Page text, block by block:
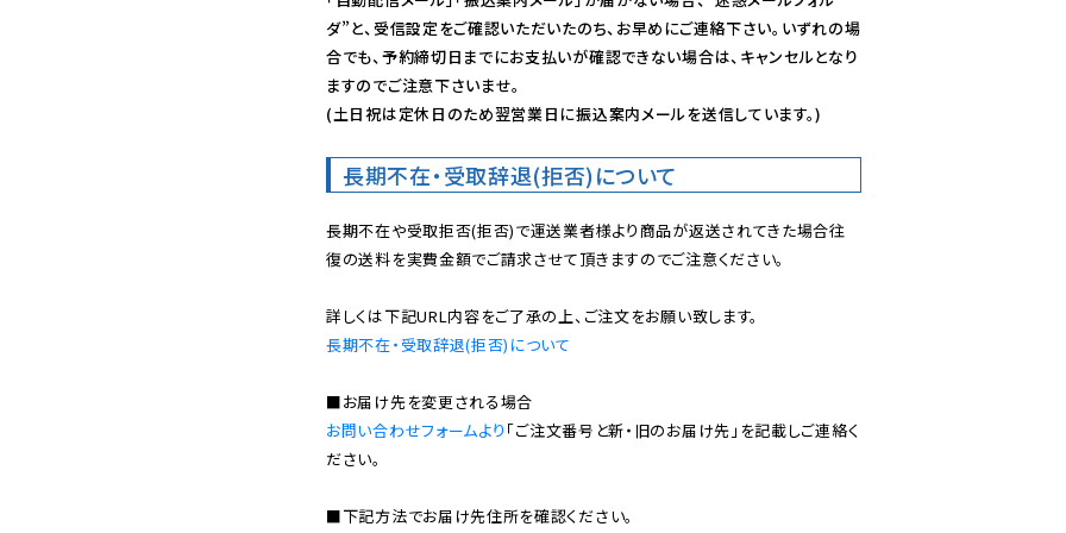
ダ”と、受信設定をご確認いただいたのち、お早めにご連絡下さい。いずれの場
合でも、予約締切日までにお支払いが確認できない場合は、キャンセルとなり
ますのでご注意下さいませ。
(土日祝は定休日のため翌営業日に振込案内メールを送信しています。)
長期不在・受取辞退(拒否)について
長期不在や受取拒否(拒否)で運送業者様より商品が返送されてきた場合往
復の送料を実費金額でご請求させて頂きますのでご注意ください。
長期不在・受取辞退(拒否)について
お問い合わせフォームより 「ご注文番号と新・旧のお届け先」を記載しご連絡く
ださい。
■下記方法でお届け先住所を確認ください。